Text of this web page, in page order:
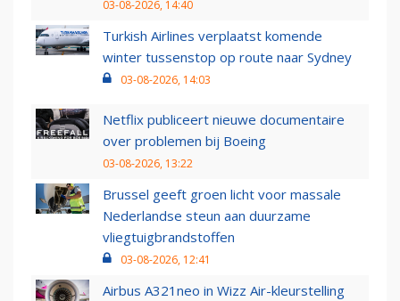
03-08-2026, 14:40
Turkish Airlines verplaatst komende
winter tussenstop op route naar Sydney
03-08-2026, 14:03
Netflix publiceert nieuwe documentaire
over problemen bij Boeing
03-08-2026, 13:22
Brussel geeft groen licht voor massale
Nederlandse steun aan duurzame
vliegtuigbrandstoffen
03-08-2026, 12:41
Airbus A321neo in Wizz Air-kleurstelling